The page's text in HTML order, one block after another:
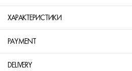
ХАРАКТЕРИСТИКИ
PAYMENT
DELIVERY